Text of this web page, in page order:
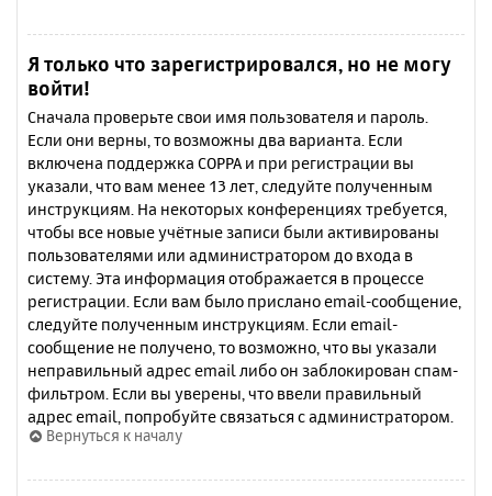
Я только что зарегистрировался, но не могу
войти!
Сначала проверьте свои имя пользователя и пароль.
Если они верны, то возможны два варианта. Если
включена поддержка COPPA и при регистрации вы
указали, что вам менее 13 лет, следуйте полученным
инструкциям. На некоторых конференциях требуется,
чтобы все новые учётные записи были активированы
пользователями или администратором до входа в
систему. Эта информация отображается в процессе
регистрации. Если вам было прислано email-сообщение,
следуйте полученным инструкциям. Если email-
сообщение не получено, то возможно, что вы указали
неправильный адрес email либо он заблокирован спам-
фильтром. Если вы уверены, что ввели правильный
адрес email, попробуйте связаться с администратором.
Вернуться к началу